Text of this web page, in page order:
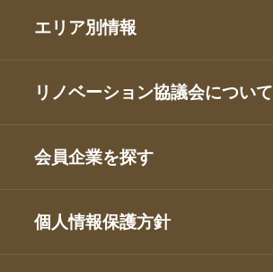
エリア別情報
リノベーション協議会について
会員企業を探す
個人情報保護方針